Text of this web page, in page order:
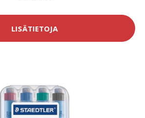
LISÄTIETOJA